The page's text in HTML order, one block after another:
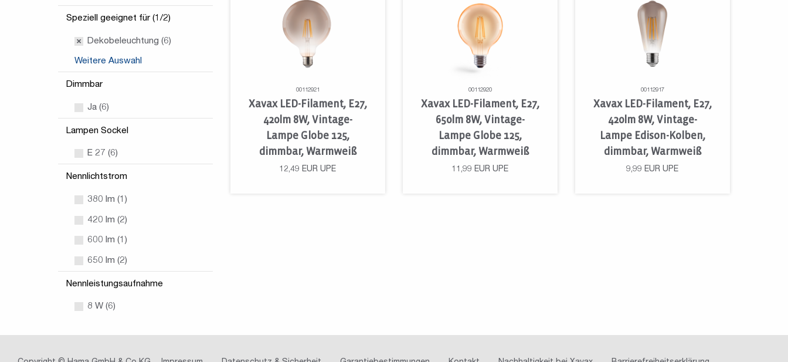
Speziell geeignet für (1/2)
Dekobeleuchtung (6)
Weitere Auswahl
Dimmbar
Ja (6)
Lampen Sockel
E 27 (6)
Nennlichtstrom
380 lm (1)
420 lm (2)
600 lm (1)
650 lm (2)
Nennleistungsaufnahme
8 W (6)
00112921
Xavax LED-Filament, E27,
420lm 8W, Vintage-
Lampe Globe 125,
dimmbar, Warmweiß
12,49 EUR UPE
00112920
Xavax LED-Filament, E27,
650lm 8W, Vintage-
Lampe Globe 125,
dimmbar, Warmweiß
11,99 EUR UPE
00112917
Xavax LED-Filament, E27,
420lm 8W, Vintage-
Lampe Edison-Kolben,
dimmbar, Warmweiß
9,99 EUR UPE